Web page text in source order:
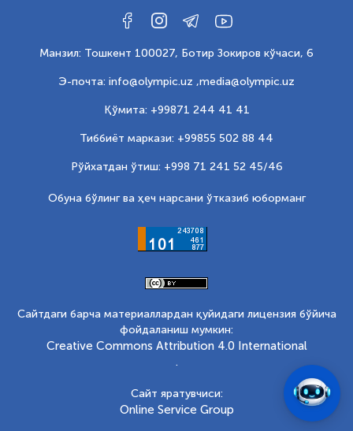
Манзил: Тошкент 100027, Ботир Зокиров кўчаси, 6
Э-почта: info@olympic.uz ,media@olympic.uz
Қўмита: +99871 244 41 41
Тиббиёт маркази: +99855 502 88 44
Рўйхатдан ўтиш: +998 71 241 52 45/46
Обуна бўлинг ва ҳеч нарсани ўтказиб юборманг
Сайтдаги барча материаллардан қуйидаги лицензия бўйича
фойдаланиш мумкин:
Creative Commons Attribution 4.0 International
.
Сайт яратувчиси:
Online Service Group